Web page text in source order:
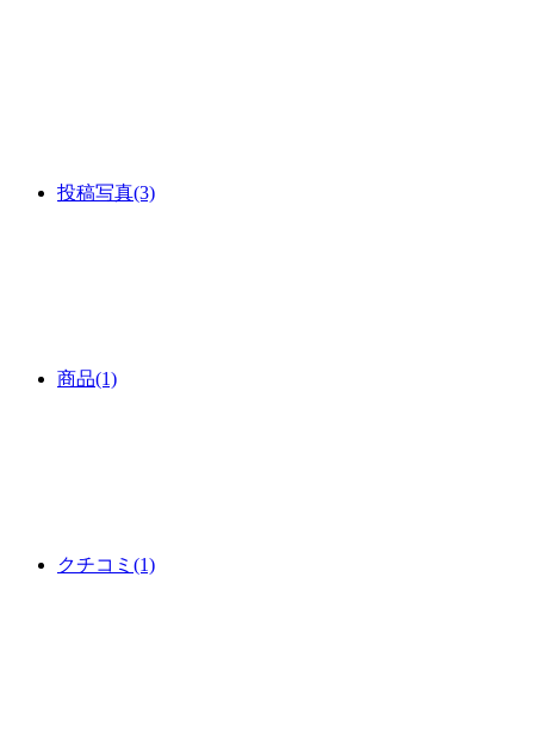
投稿写真(3)
商品(1)
クチコミ (1)